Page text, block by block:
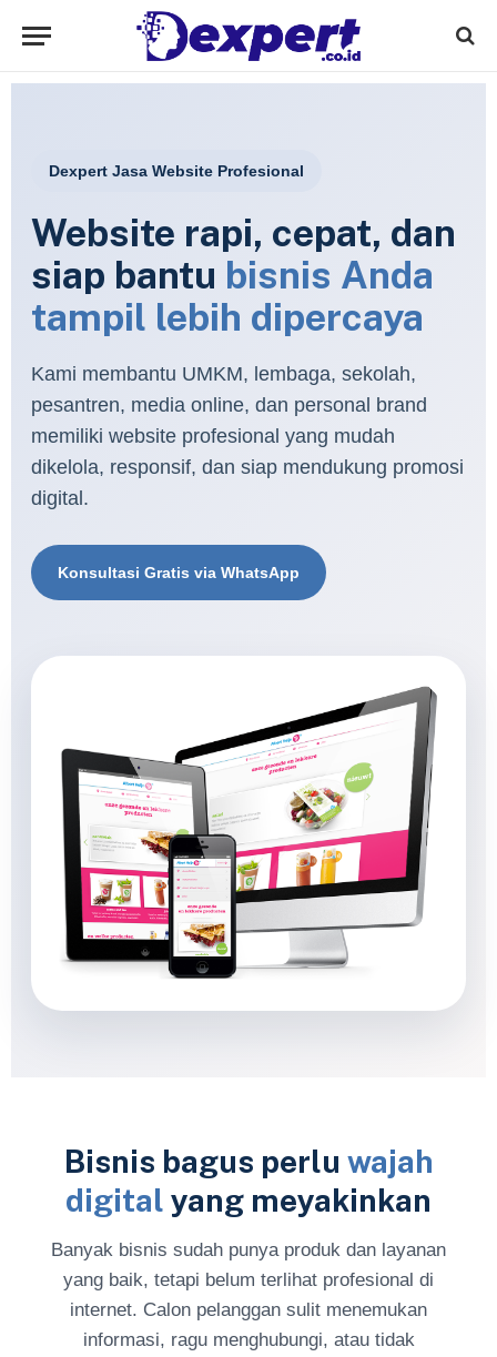
Dexpert Jasa Website Profesional
Website rapi, cepat, dan
siap bantu bisnis Anda
tampil lebih dipercaya
Kami membantu UMKM, lembaga, sekolah,
pesantren, media online, dan personal brand
memiliki website profesional yang mudah
dikelola, responsif, dan siap mendukung promosi
digital.
Konsultasi Gratis via WhatsApp
Bisnis bagus perlu wajah
digital yang meyakinkan
Banyak bisnis sudah punya produk dan layanan
yang baik, tetapi belum terlihat profesional di
internet. Calon pelanggan sulit menemukan
informasi, ragu menghubungi, atau tidak